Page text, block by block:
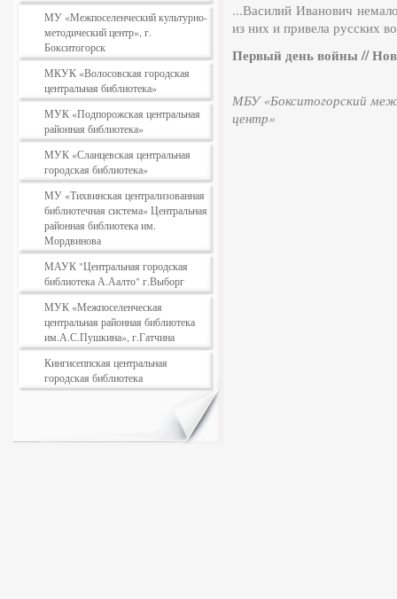
МУ «Межпоселенческий культурно-
методический центр», г.
Бокситогорск
МКУК «Волосовская городская
центральная библиотека»
МУК «Подпорожская центральная
районная библиотека»
МУК «Сланцевская центральная
городская библиотека»
МУ «Тихвинская централизованная
библиотечная система» Центральная
районная библиотека им.
Мордвинова
МАУК "Центральная городская
библиотека А.Аалто" г.Выборг
МУК «Межпоселенческая
центральная районная библиотека
им.А.С.Пушкина», г.Гатчина
Кингисеппская центральная
городская библиотека
...Василий Иванович
из них и привела русских
Первый день войны //
МБУ «Бокситогорский
центр»